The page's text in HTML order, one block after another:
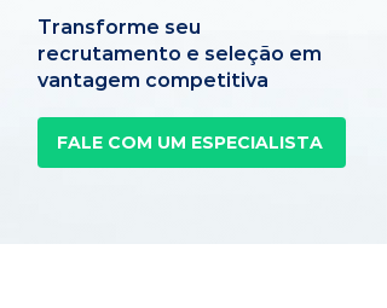
Transforme seu
recrutamento e seleção em
vantagem competitiva
FALE COM UM ESPECIALISTA